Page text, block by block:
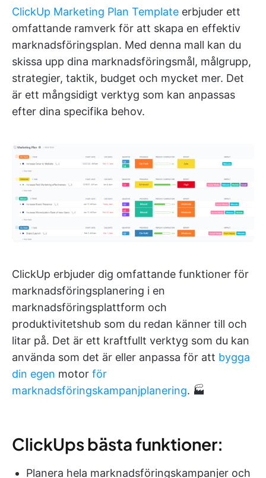
ClickUp Marketing Plan Template erbjuder ett
omfattande ramverk för att skapa en effektiv
marknadsföringsplan. Med denna mall kan du
skissa upp dina marknadsföringsmål, målgrupp,
strategier, taktik, budget och mycket mer. Det
är ett mångsidigt verktyg som kan anpassas
efter dina specifika behov.
ClickUp erbjuder dig omfattande funktioner för
marknadsföringsplanering i en
marknadsföringsplattform och
produktivitetshub som du redan känner till och
litar på. Det är ett kraftfullt verktyg som du kan
använda som det är eller anpassa för att bygga
din egen motor för
marknadsföringskampanjplanering. 🏭
ClickUps bästa funktioner:
Planera hela marknadsföringskampanjer och